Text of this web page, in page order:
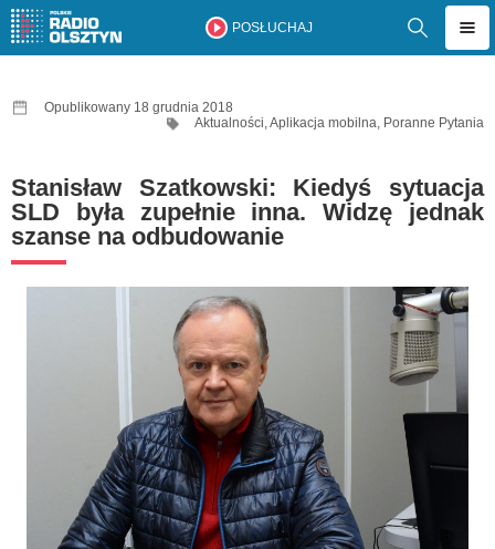
POSŁUCHAJ
Opublikowany 18 grudnia 2018
Aktualności,Aplikacja mobilna, Poranne Pytania
Stanisław Szatkowski: Kiedyś sytuacja
SLD była zupełnie inna. Widzę jednak
szanse na odbudowanie